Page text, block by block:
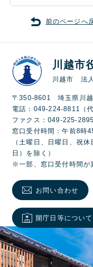
前のページへ
川越市
川越市 法
〒350-8601 埼玉県川
電話：049-224-8811（代
ファクス：049-225-
窓口受付時間：午前8時
（土曜日、日曜日、祝
日）を除く）
※一部、窓口受付時間が
お問い合わせ
開庁日等について